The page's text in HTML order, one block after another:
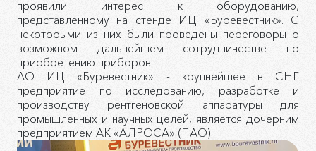
проявили интерес к оборудованию,
представленному на стенде ИЦ «Буревестник». С
некоторыми из них были проведены переговоры о
возможном дальнейшем сотрудничестве по
приобретению приборов.
АО ИЦ «Буревестник» - крупнейшее в СНГ
предприятие по исследованию, разработке и
производству рентгеновской аппаратуры для
промышленных и научных целей, является дочерним
предприятием АК «АЛРОСА» (ПАО).